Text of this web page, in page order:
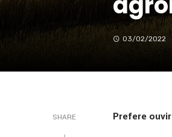
03/02/2022
SHARE Prefere